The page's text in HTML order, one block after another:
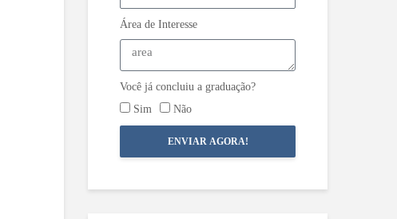
Área de Interesse
Você já concluiu a graduação?
Sim
Não
ENVIAR AGORA!